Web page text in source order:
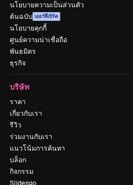
นโยบายความเป็นส่วนตัว
ต้นฉบับ เออร์ลี่เบิร์ด
นโยบายคุกกี้
ศูนย์ความน่าเชื่อถือ
พันธมิตร
ธุรกิจ
บริษัท
ราคา
เกี่ยวกับเรา
รีวิว
ร่วมงานกับเรา
แนวโน้มการค้นหา
บล็อก
กิจกรรม
Slidesgo